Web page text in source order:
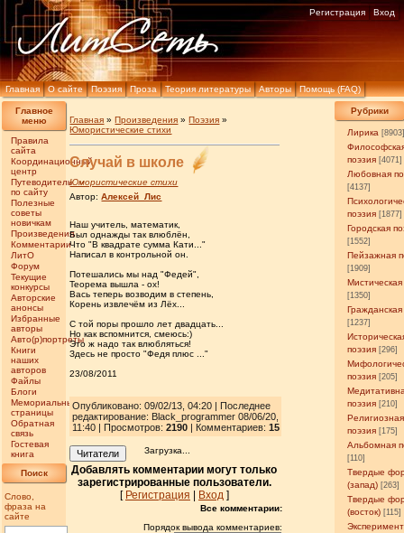
Главная О сайте Поэзия Проза Теория литературы Авторы Помощь (FAQ)
Регистрация Вход
Главное
меню
Правила
сайта
Координационный
центр
Путеводитель
по сайту
Полезные
советы
новичкам
Произведения
Комментарии
ЛитО
Форум
Текущие
конкурсы
Авторские
анонсы
Избранные
авторы
Авто(р)портреты
Книги
наших
авторов
Файлы
Блоги
Мемориальные
страницы
Обратная
связь
Гостевая
книга
Поиск
Слово,
фраза на
сайте
Рубрики
Лирика
поэзия [4071]
Любовная
[4137]
поэзия [1877]
Городская
[1552]
Пейзажная
[1909]
Мистическая
[1350]
Гражданская
[1237]
поэзия [296]
поэзия [205]
поэзия [210]
Религиозная
поэзия [175]
Альбомная
[110]
Твердые
(запад) [263]
Твердые
(восток) [115]
Главная »Произведения »Поэзия »
Юмористические стихи
Случай в школе
Юмористические стихи
Автор:Алексей_Лис
Наш учитель, математик,
Был однажды так влюблён,
Что "В квадрате сумма Кати..."
Написал в контрольной он.
Потешались мы над "Федей",
Теорема вышла - ох!
Вась теперь возводим в степень,
Корень извлечём из Лёх...
С той поры прошло лет двадцать...
Но как вспомнится, смеюсь:)
Это ж надо так влюбляться!
Здесь не просто "Федя плюс ..."
23/08/2011
Опубликовано: 09/02/13, 04:20 | Последнее
редактирование: Black_programmer 08/06/20,
11:40 | Просмотров: 2190| Комментариев: 15
Читатели Загрузка...
Добавлять комментарии могут только
зарегистрированные пользователи.
[ Регистрация Вход]
Все комментарии:
Порядок вывода комментариев: